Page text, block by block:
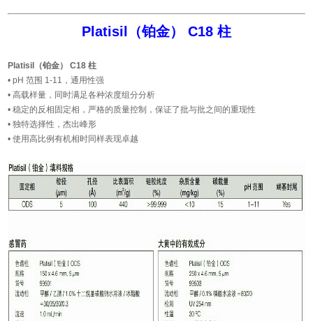
Platisil（铂金） C18 柱
Platisil（铂金） C18 柱
• pH 范围 1-11，通用性强
• 高载样量，同时满足各种浓度组分分析
• 稳定的反相固定相，严格的质量控制，保证了批与批之间的重现性
• 独特选择性，杰出峰形
• 使用高比例有机相时同样表现卓越